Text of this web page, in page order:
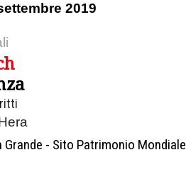
2019
Grande - Sito Patrimonio Mondiale